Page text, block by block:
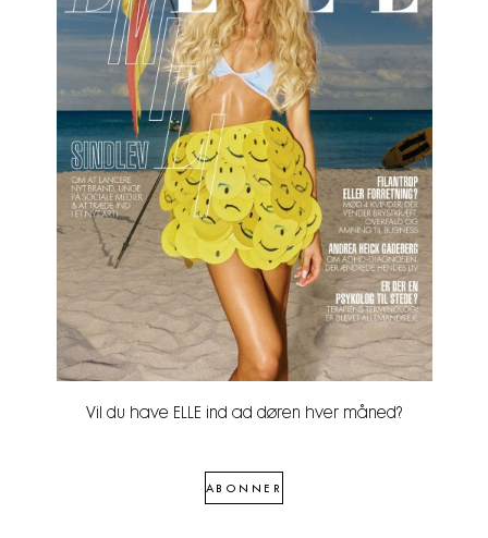
Vil du have ELLE ind ad døren hver måned?
ABONNER